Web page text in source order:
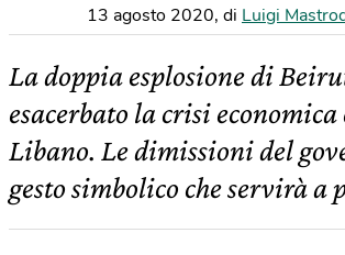
13 agosto 2020, di Luigi
La doppia esplosione di
esacerbato la crisi economica
Libano. Le dimissioni del
gesto simbolico che servirà a